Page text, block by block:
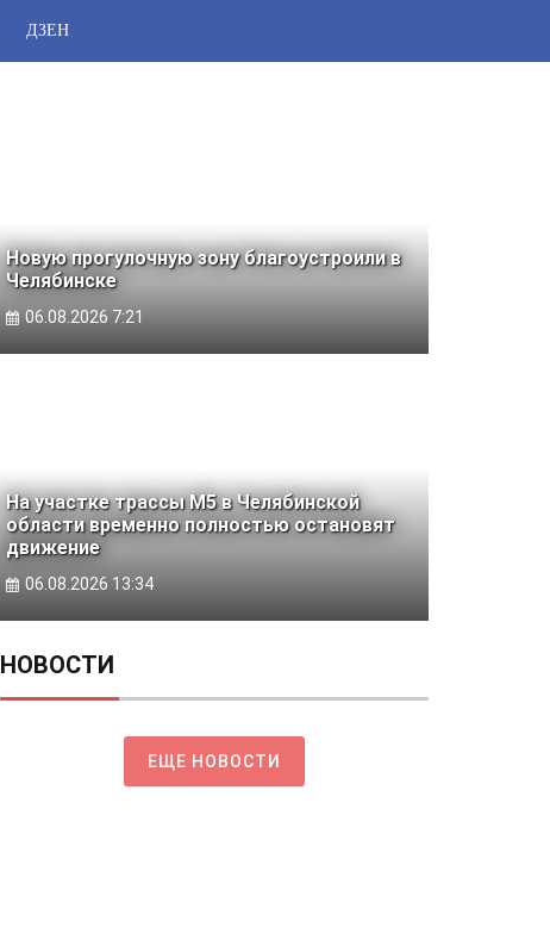
ДЗЕН
Новую прогулочную зону благоустроили в
Челябинске
06.08.2026 7:21
На участке трассы М5 в Челябинской
области временно полностью остановят
движение
06.08.2026 13:34
НОВОСТИ
ЕЩЕ НОВОСТИ